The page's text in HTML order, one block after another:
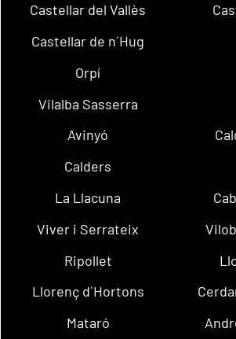
Castellar del Vallès
Castellar de n´Hug
Orpí
Vilalba Sasserra
Avinyó
Calders
La Llacuna
Viver i Serrateix
Ripollet
Llorenç d´Hortons
Mataró